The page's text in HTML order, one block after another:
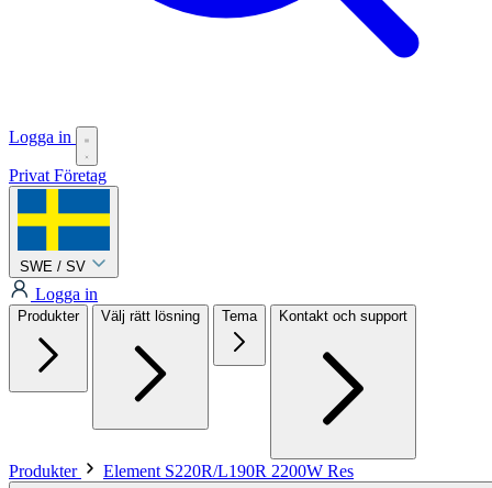
Logga in
Privat Företag
SWE / SV
Logga in
Produkter Välj rätt lösning Tema Kontakt och support
Produkter Element S220R/L190R 2200W Res